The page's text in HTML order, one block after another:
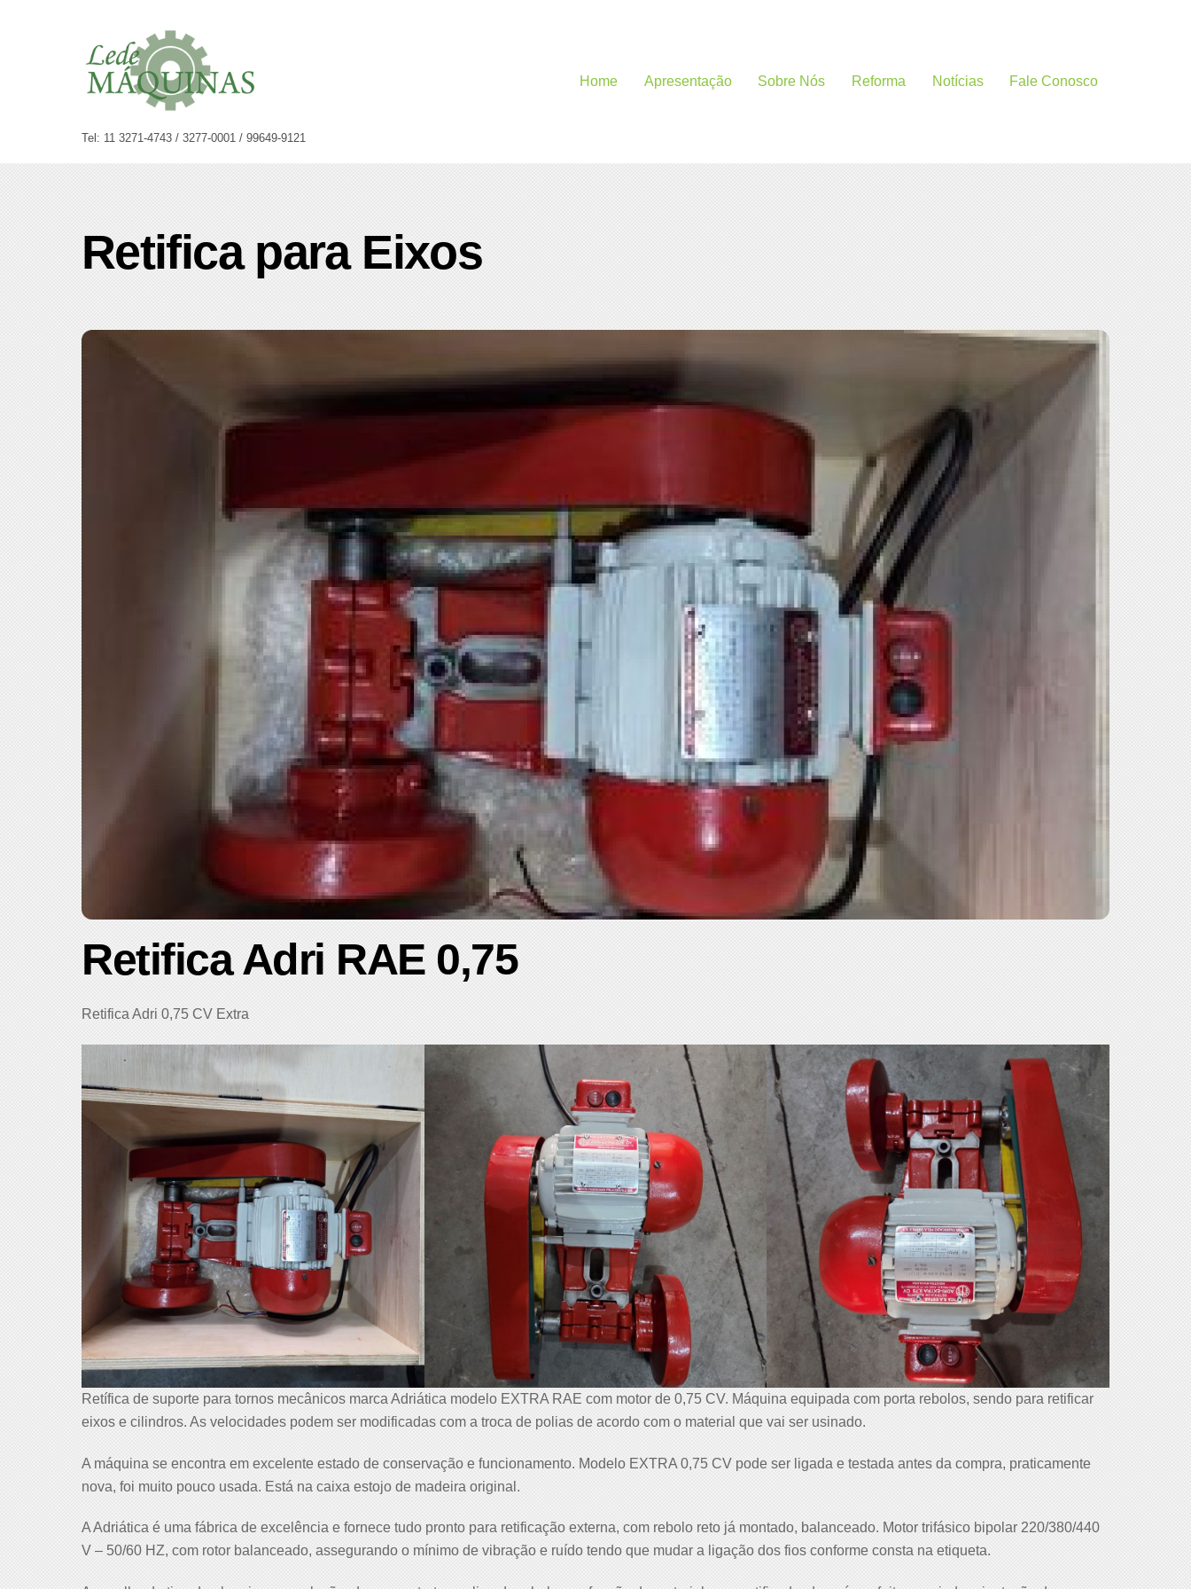
Tel: 11 3271-4743 / 3277-0001 / 99649-9121
Home Apresentação Sobre Nós Reforma Notícias Fale Conosco
Retifica para Eixos
Retifica Adri RAE 0,75
Retifica Adri 0,75 CV Extra
Retífica de suporte para tornos mecânicos marca Adriática modelo EXTRA RAE com motor de 0,75 CV. Máquina equipada com porta rebolos, sendo para retificar
eixos e cilindros. As velocidades podem ser modificadas com a troca de polias de acordo com o material que vai ser usinado.
A máquina se encontra em excelente estado de conservação e funcionamento. Modelo EXTRA 0,75 CV pode ser ligada e testada antes da compra, praticamente
nova, foi muito pouco usada. Está na caixa estojo de madeira original.
A Adriática é uma fábrica de excelência e fornece tudo pronto para retificação externa, com rebolo reto já montado, balanceado. Motor trifásico bipolar 220/380/440
V – 50/60 HZ, com rotor balanceado, assegurando o mínimo de vibração e ruído tendo que mudar a ligação dos fios conforme consta na etiqueta.